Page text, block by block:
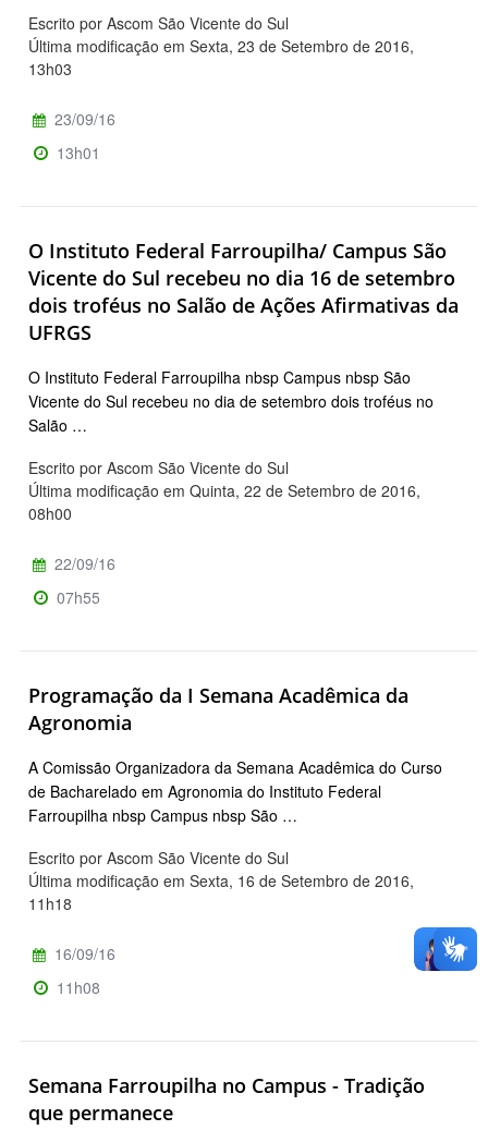
Escrito por Ascom São Vicente do Sul
Última modificação em Sexta, 23 de Setembro de 2016,
13h03
23/09/16
13h01
O Instituto Federal Farroupilha/ Campus São
Vicente do Sul recebeu no dia 16 de setembro
dois troféus no Salão de Ações Afirmativas da
UFRGS
O Instituto Federal Farroupilha nbsp Campus nbsp São
Vicente do Sul recebeu no dia de setembro dois troféus no
Salão …
Escrito por Ascom São Vicente do Sul
Última modificação em Quinta, 22 de Setembro de 2016,
08h00
22/09/16
07h55
Programação da I Semana Acadêmica da
Agronomia
A Comissão Organizadora da Semana Acadêmica do Curso
de Bacharelado em Agronomia do Instituto Federal
Farroupilha nbsp Campus nbsp São …
Escrito por Ascom São Vicente do Sul
Última modificação em Sexta, 16 de Setembro de 2016,
11h18
16/09/16
11h08
Semana Farroupilha no Campus - Tradição
que permanece